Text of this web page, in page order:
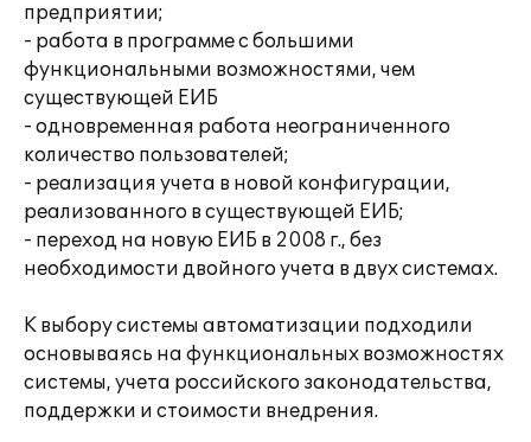
предприятии;
- работа в программе с большими
функциональными возможностями, чем
существующей ЕИБ
- одновременная работа неограниченного
количество пользователей;
- реализация учета в новой конфигурации,
реализованного в существующей ЕИБ;
- переход на новую ЕИБ в 2008 г., без
необходимости двойного учета в двух системах.
К выбору системы автоматизации подходили
основываясь на функциональных возможностях
системы, учета российского законодательства,
поддержки и стоимости внедрения.